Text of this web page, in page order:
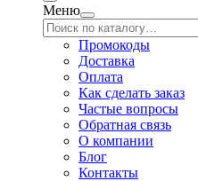
Меню
Промокоды
Доставка
Оплата
Как сделать заказ
Частые вопросы
Обратная связь
О компании
Блог
Контакты